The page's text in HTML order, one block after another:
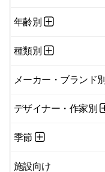
年齢別
種類別
メーカー・ブランド別
デザイナー・作家別
季節
施設向け